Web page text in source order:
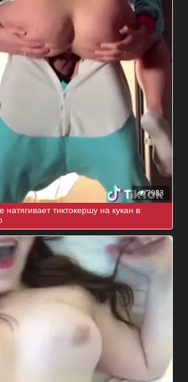
7983
тиктокершу на кукан в